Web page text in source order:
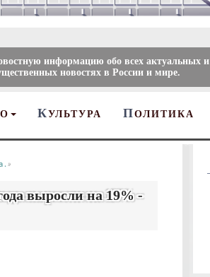
информацию обо всех актуальных
новостях в России и мире.
КУЛЬТУРА ПОЛИТИКА
»
выросли на 19% -